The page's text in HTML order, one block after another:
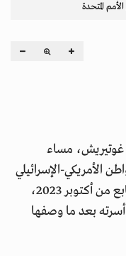
المتحدة
غوتيريش، مساء
الأمريكي-الإسرائيلي
الذي كان محتجزًا رهينة في غزة منذ السابع من أكتوبر 2023،
بعد ما وصفها